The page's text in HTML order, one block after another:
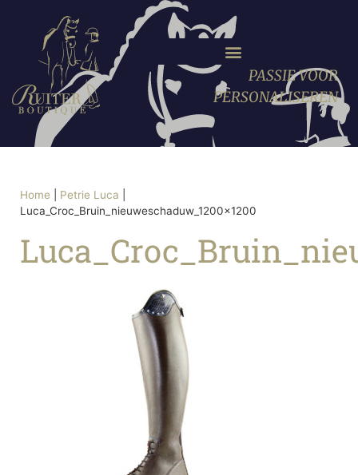
PASSIE VOOR
PERSONALISEREN
Home Petrie Luca
Luca_Croc_Bruin_nieuweschaduw_1200x1200